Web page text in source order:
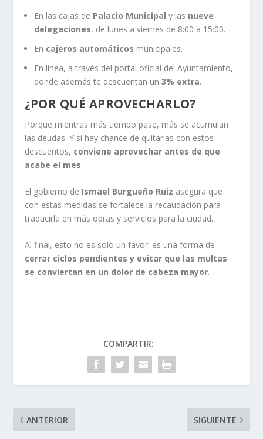
En las cajas de Palacio Municipal y las nueve
delegaciones, de lunes a viernes de 8:00 a 15:00.
En cajeros automáticos municipales.
En línea, a través del portal oficial del Ayuntamiento,
donde además te descuentan un3% extra.
¿POR QUÉ APROVECHARLO?
Porque mientras más tiempo pase, más se acumulan
las deudas. Y si hay chance de quitarlas con estos
descuentos, conviene aprovechar antes de que
acabe el mes.
El gobierno de Ismael Burgueño Ruiz asegura que
con estas medidas se fortalece la recaudación para
traducirla en más obras y servicios para la ciudad.
Al final, esto no es solo un favor: es una forma de
cerrar ciclos pendientes y evitar que las multas
se conviertan en un dolor de cabeza mayor.
COMPARTIR:
ANTERIOR SIGUIENTE